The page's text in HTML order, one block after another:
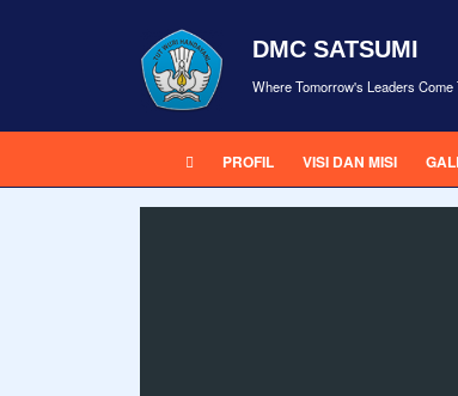
DMC SATSUMI
Where Tomorrow's Leaders Come
PROFIL VISI DAN MISI